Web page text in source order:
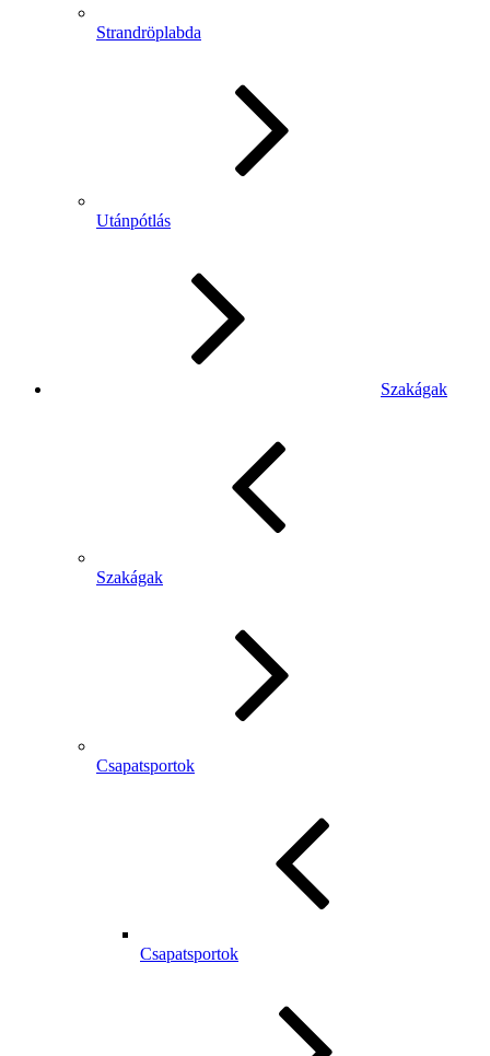
Strandröplabda
Utánpótlás
Szakágak
Szakágak
Csapatsportok
Csapatsportok